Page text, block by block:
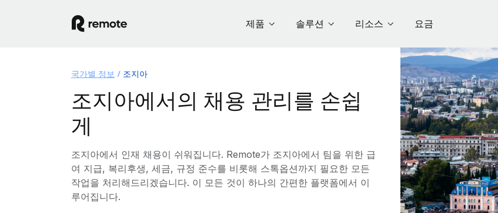
제품 솔루션 리소스 요금
국가별 정보 조지아
조지아에서의 채용 관리를 손쉽
게
조지아에서 인재 채용이 쉬워집니다. Remote가 조지아에서 팀을 위한 급
여 지급, 복리후생, 세금, 규정 준수를 비롯해 스톡옵션까지 필요한 모든
작업을 처리해드리겠습니다. 이 모든 것이 하나의 간편한 플랫폼에서 이
루어집니다.